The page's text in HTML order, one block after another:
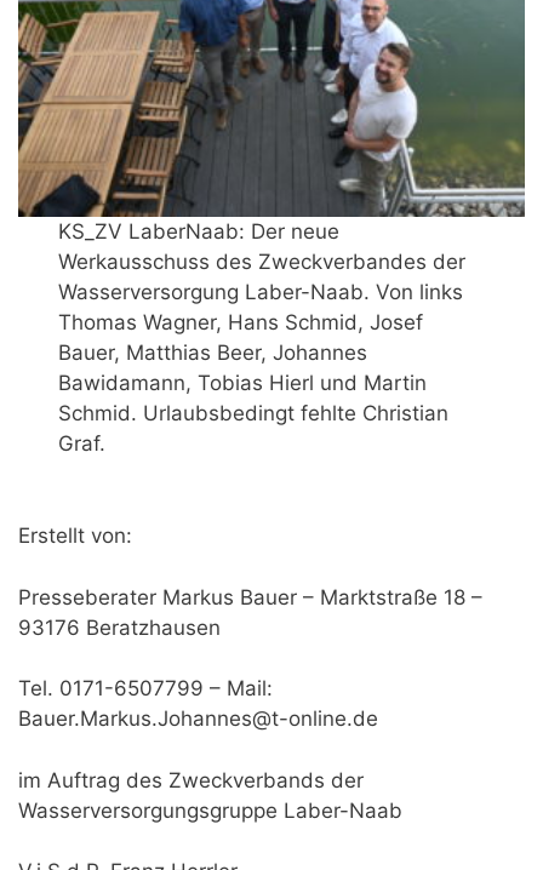
KS_ZV LaberNaab: Der neue
Werkausschuss des Zweckverbandes der
Wasserversorgung Laber-Naab. Von links
Thomas Wagner, Hans Schmid, Josef
Bauer, Matthias Beer, Johannes
Bawidamann, Tobias Hierl und Martin
Schmid. Urlaubsbedingt fehlte Christian
Graf.
Erstellt von:
Presseberater Markus Bauer – Marktstraße 18 –
93176 Beratzhausen
Tel. 0171-6507799 – Mail:
Bauer.Markus.Johannes@t-online.de
im Auftrag des Zweckverbands der
Wasserversorgungsgruppe Laber-Naab